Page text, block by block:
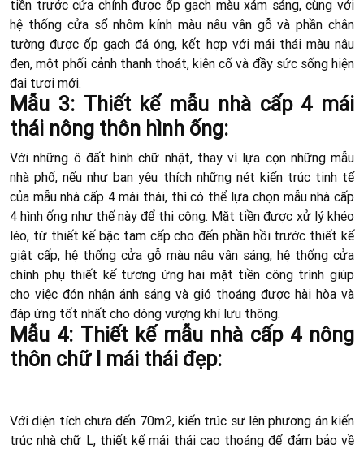
tiền trước cửa chính được ốp gạch màu xám sáng, cùng với
hệ thống cửa sổ nhôm kính màu nâu vân gỗ và phần chân
tường được ốp gạch đá óng, kết hợp với mái thái màu nâu
đen, một phối cảnh thanh thoát, kiên cố và đầy sức sống hiện
đại tươi mới.
Mẫu 3: Thiết kế mẫu nhà cấp 4 mái
thái nông thôn hình ống:
Với những ô đất hình chữ nhật, thay vì lựa cọn những mẫu
nhà phố, nếu như bạn yêu thích những nét kiến trúc tinh tế
của mẫu nhà cấp 4 mái thái, thì có thể lựa chọn mẫu nhà cấp
4 hình ống như thế này để thi công. Mặt tiền được xử lý khéo
léo, từ thiết kế bậc tam cấp cho đến phần hồi trước thiết kế
giật cấp, hệ thống cửa gỗ màu nâu vân sáng, hệ thống cửa
chính phụ thiết kế tương ứng hai mặt tiền công trình giúp
cho việc đón nhận ánh sáng và gió thoáng được hài hòa và
đáp ứng tốt nhất cho dòng vượng khí lưu thông.
Mẫu 4: Thiết kế mẫu nhà cấp 4 nông
thôn chữ l mái thái đẹp:
Với diện tích chưa đến 70m2, kiến trúc sư lên phương án kiến
trúc nhà chữ L, thiết kế mái thái cao thoáng để đảm bảo về